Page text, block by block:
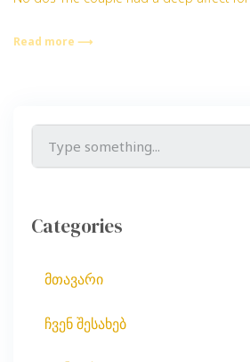
Read more ⟶
Categories
მთავარი
ჩვენ შესახებ